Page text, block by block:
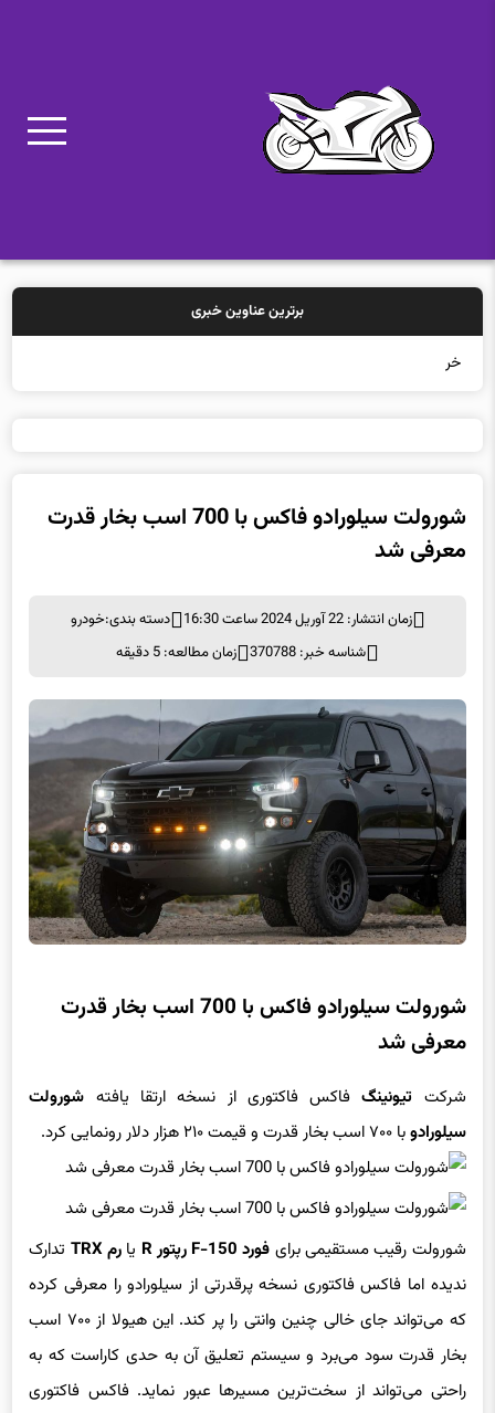
برترین عناوین خبری
خرید بیمه:
شورولت سیلورادو فاکس با 700 اسب بخار قدرت
معرفی شد
زمان انتشار: 22 آوریل 2024 ساعت 16:30 دسته بندی:خودرو
شناسه خبر: 370788
زمان مطالعه: 5 دقیقه
شورولت سیلورادو فاکس با 700 اسب بخار قدرت
معرفی شد
شرکت تیونینگفاکس فاکتوری از نسخه ارتقا یافته شورولت
سیلورادوبا ۷۰۰ اسب بخار قدرت و قیمت ۲۱۰ هزار دلار رونمایی کرد.
شورولت رقیب مستقیمی برای فورد F-150 رپتور R یارم TRX
تدارک
ندیده اما فاکس فاکتوری نسخه پرقدرتی از سیلورادو را معرفی کرده
که می‌تواند جای خالی چنین وانتی را پر کند. این هیولا از ۷۰۰ اسب
بخار قدرت سود می‌برد و سیستم تعلیق آن به حدی کاراست که به
راحتی می‌تواند از سخت‌ترین مسیرها عبور نماید. فاکس فاکتوری